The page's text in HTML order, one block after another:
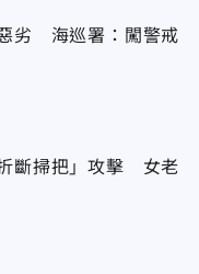
劣 海巡署：闖警戒
斷掃把」攻擊 女老